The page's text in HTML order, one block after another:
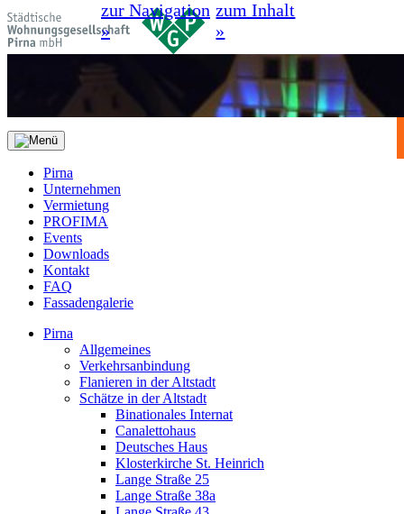
zur Navigation
»
zum Inhalt
»
Pirna
Unternehmen
Vermietung
PROFIMA
Events
Downloads
Kontakt
FAQ
Fassadengalerie
Pirna
Allgemeines
Verkehrsanbindung
Flanieren in der Altstadt
Schätze in der Altstadt
Binationales Internat
Canalettohaus
Deutsches Haus
Klosterkirche St. Heinrich
Lange Straße 25
Lange Straße 38a